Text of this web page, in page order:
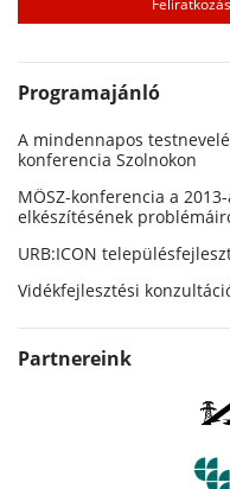
Programajánló
A mindennapos
konferencia Szolnokon
MÖSZ-konferencia a
elkészítésének
URB:ICON
Vidékfejlesztési
Partnereink